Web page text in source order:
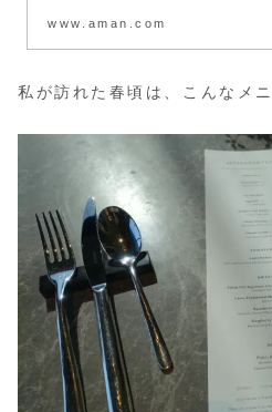
www.aman.com
:
Nai
Lert
Bangkok
ア
フ
タ
ー
私が訪れた春頃は、こんなメ